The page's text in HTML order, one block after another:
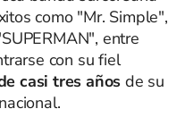
como "Mr. Simple",
entre
con su fiel
casi tres añosde su